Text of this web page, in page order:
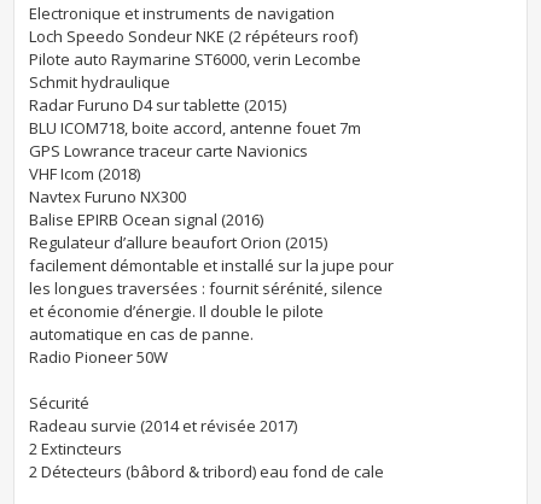
Electronique et instruments de navigation
Loch Speedo Sondeur NKE (2 répéteurs roof)
Pilote auto Raymarine ST6000, verin Lecombe
Schmit hydraulique
Radar Furuno D4 sur tablette (2015)
BLU ICOM718, boite accord, antenne fouet 7m
GPS Lowrance traceur carte Navionics
VHF Icom (2018)
Navtex Furuno NX300
Balise EPIRB Ocean signal (2016)
Regulateur d’allure beaufort Orion (2015)
facilement démontable et installé sur la jupe pour
les longues traversées : fournit sérénité, silence
et économie d’énergie. Il double le pilote
automatique en cas de panne.
Radio Pioneer 50W
Sécurité
Radeau survie (2014 et révisée 2017)
2 Extincteurs
2 Détecteurs (bâbord & tribord) eau fond de cale